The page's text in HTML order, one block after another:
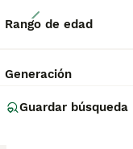
Rango de edad
Generación
Guardar búsqueda
6 meses 1 1800 €